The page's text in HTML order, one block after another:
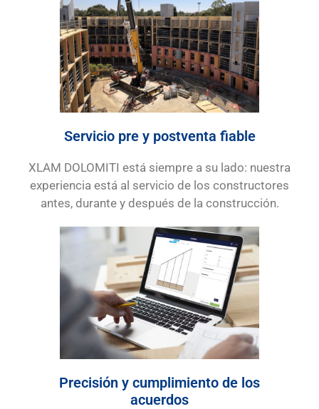
Servicio pre y postventa fiable
XLAM DOLOMITI está siempre a su lado: nuestra
experiencia está al servicio de los constructores
antes, durante y después de la construcción.
Precisión y cumplimiento de los
acuerdos